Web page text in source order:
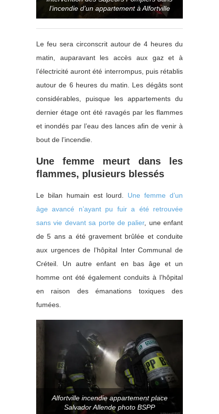
l’incendie d’un appartement à Alfortville
Le feu sera circonscrit autour de 4 heures du
matin, auparavant les accès aux gaz et à
l’électricité auront été interrompus, puis rétablis
autour de 6 heures du matin. Les dégâts sont
considérables, puisque les appartements du
dernier étage ont été ravagés par les flammes
et inondés par l’eau des lances afin de venir à
bout de l’incendie.
Une femme meurt dans les
flammes, plusieurs blessés
Le bilan humain est lourd. Une femme d’un
âge avancé n’ayant pu fuir a été retrouvée
sans vie devant sa porte de palier, une enfant
de 5 ans a été gravement brûlée et conduite
aux urgences de l’hôpital Inter Communal de
Créteil. Un autre enfant en bas âge et un
homme ont été également conduits à l’hôpital
en raison des émanations toxiques des
fumées.
Alfortville incendie appartement place
Salvador Allende photo BSPP